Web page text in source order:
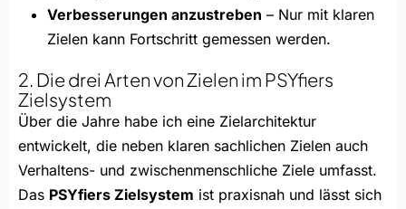
Verbesserungen anzustreben – Nur mit klaren
Zielen kann Fortschritt gemessen werden.
2. Die drei Arten von Zielen im PSYfiers
Zielsystem
Über die Jahre habe ich eine Zielarchitektur
entwickelt, die neben klaren sachlichen Zielen auch
Verhaltens- und zwischenmenschliche Ziele umfasst.
Das PSYfiers Zielsystem ist praxisnah und lässt sich